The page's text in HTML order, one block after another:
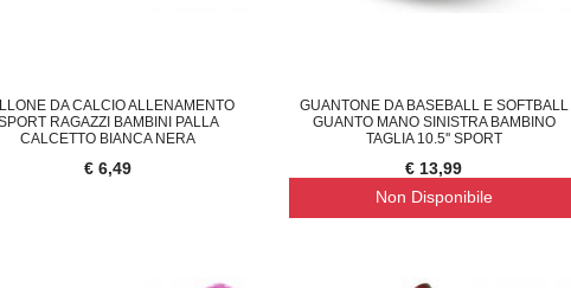
CAMPANELLO WIRELESS TELECAMERA
DA CALCIO ALLENAMENTO
RAGAZZI BAMBINI PALLA
CALCETTO BIANCA NERA
€ 6,49
GUANTONE DA BASEBALL E SOFTBALL
GUANTO MANO SINISTRA BAMBINO
TAGLIA 10.5'' SPORT
€ 13,99
Non Disponibile